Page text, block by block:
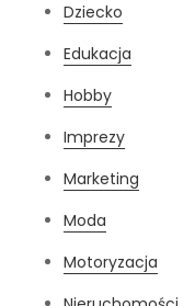
Dziecko
Edukacja
Hobby
Imprezy
Marketing
Moda
Motoryzacja